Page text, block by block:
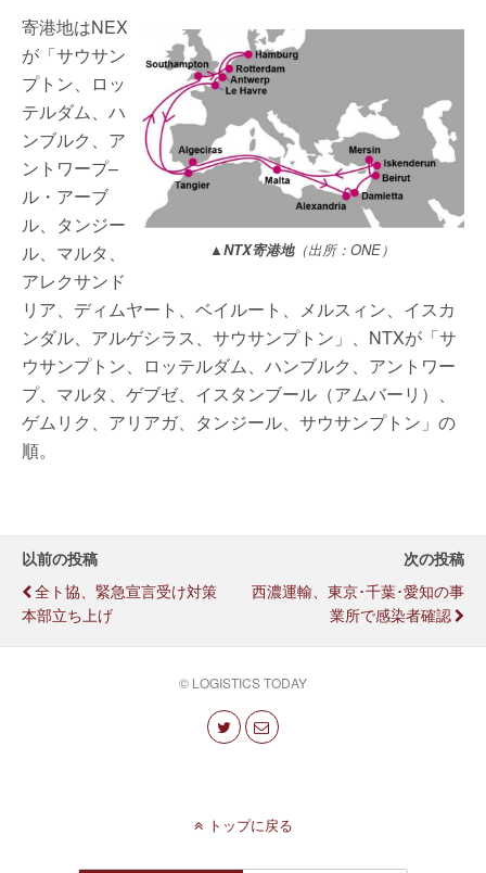
▲NTX寄港地（出所：ONE）
寄港地はNEX
が「サウサン
プトン、ロッ
テルダム、ハ
ンブルク、ア
ントワープ–
ル・アーブ
ル、タンジー
ル、マルタ、
アレクサンド
リア、ディムヤート、ベイルート、メルスィン、イスカ
ンダル、アルゲシラス、サウサンプトン」、NTXが「サ
ウサンプトン、ロッテルダム、ハンブルク、アントワー
プ、マルタ、ゲブゼ、イスタンブール（アムバーリ）、
ゲムリク、アリアガ、タンジール、サウサンプトン」の
順。
以前の投稿
全ト協、緊急宣言受け対策
本部立ち上げ
次の投稿
西濃運輸、東京･千葉･愛知の事
業所で感染者確認
© LOGISTICS TODAY
トップに戻る